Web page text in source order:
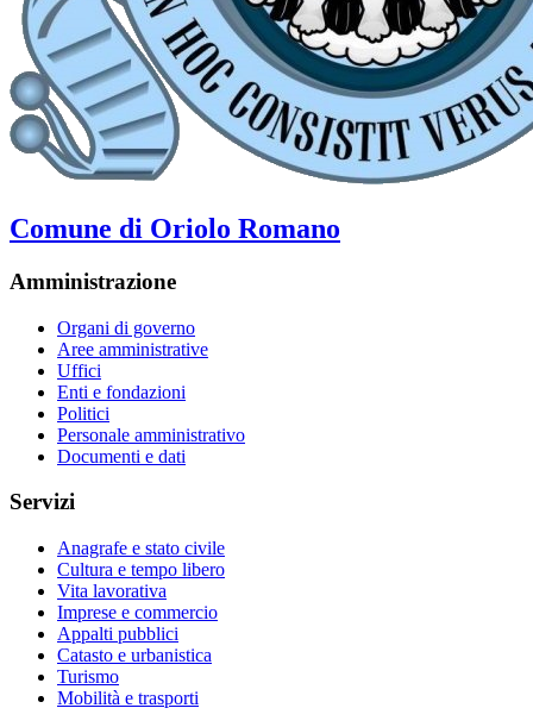
Comune di Oriolo Romano
Amministrazione
Organi di governo
Aree amministrative
Uffici
Enti e fondazioni
Politici
Personale amministrativo
Documenti e dati
Servizi
Anagrafe e stato civile
Cultura e tempo libero
Vita lavorativa
Imprese e commercio
Appalti pubblici
Catasto e urbanistica
Turismo
Mobilità e trasporti